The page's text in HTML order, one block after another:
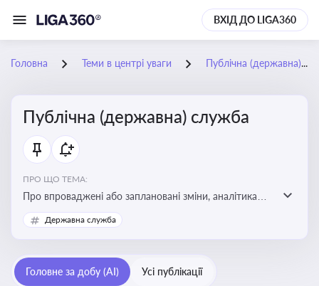
ВХІД ДО LIGA360
Головна Теми в центрі уваги Публічна (державна) служба
Публічна (державна) служба
ПРО ЩО ТЕМА:
Про впроваджені або заплановані зміни, аналітика
судової практики щодо держслужби, оцінка ризиків
для посадовців, вплив новацій на організаційну
дотримання етичних стандартів
Державна служба
Головне за добу (AI) Усі публікації